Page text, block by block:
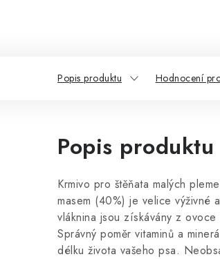
Popis produktu Hodnocení
Popis produktu
Krmivo pro štěňata malých
masem (40%) je velice výživné
vláknina jsou získávány z
Správný poměr vitaminů a
délku života vašeho psa.